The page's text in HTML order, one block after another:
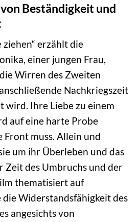
Beständigkeit und
ziehen“ erzählt die
einer jungen Frau,
Wirren des Zweiten
Nachkriegszeit
wird. Ihre Liebe zu einem
auf eine harte Probe
Front muss. Allein und
um ihr Überleben und das
Zeit des Umbruchs und der
thematisiert auf
Widerstandsfähigkeit des
angesichts von